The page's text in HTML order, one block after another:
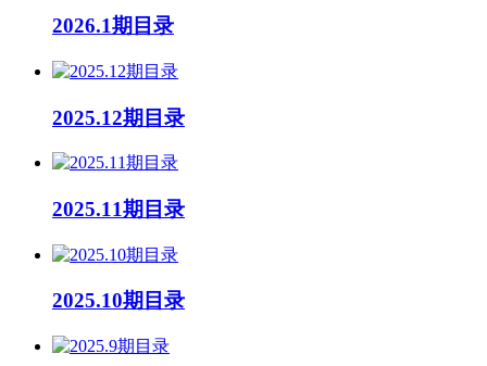
2026.1期目录
2025.12期目录
2025.11期目录
2025.10期目录